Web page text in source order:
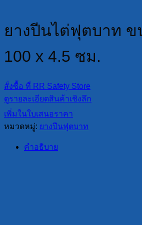
ยางปีนไต่ฟุตบาท ข
100 x 4.5 ซม.
สั่งซื้อ ที่ RR Safety Store
ดูรายละเอียดสินค้าเชิงลึก
เพิ่มในใบเสนอราคา
หมวดหมู่: ยางปีนฟุตบาท
คำอธิบาย